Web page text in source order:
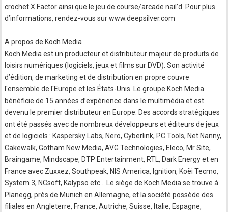
crochet X Factor ainsi que le jeu de course/arcade nail’d. Pour plus
d’informations, rendez-vous sur www.deepsilver.com
A propos de Koch Media
Koch Media est un producteur et distributeur majeur de produits de
loisirs numériques (logiciels, jeux et films sur DVD). Son activité
d’édition, de marketing et de distribution en propre couvre
l'ensemble de l'Europe et les États-Unis. Le groupe Koch Media
bénéficie de 15 années d’expérience dans le multimédia et est
devenu le premier distributeur en Europe. Des accords stratégiques
ont été passés avec de nombreux développeurs et éditeurs de jeux
et de logiciels : Kaspersky Labs, Nero, Cyberlink, PC Tools, Net Nanny,
Cakewalk, Gotham New Media, AVG Technologies, Eleco, Mr Site,
Braingame, Mindscape, DTP Entertainment, RTL, Dark Energy et en
France avec Zuxxez, Southpeak, NIS America, Ignition, Koëi Tecmo,
System 3, NCsoft, Kalypso etc… Le siège de Koch Media se trouve à
Planegg, près de Munich en Allemagne, et la société possède des
filiales en Angleterre, France, Autriche, Suisse, Italie, Espagne,